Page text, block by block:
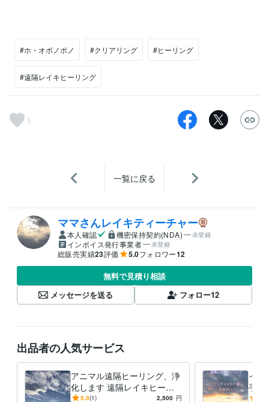
#ホ・オポノポノ #クリアリング #ヒーリング
#遠隔レイキヒーリング
5
一覧に戻る
ママさんレイキティーチャー
本人確認 機密保持契約(NDA) 未登録
インボイス発行事業者 未登録
総販売実績23評価 5.0フォロワー12
無料で見積り相談
メッセージを送る
フォロー12
出品者の人気サービス
アニマル遠隔ヒーリング、浄
化します 遠隔レイキヒーリ
ング、光で包み浄化します
5.0(1) 2,500 円
イン
手伝
れた